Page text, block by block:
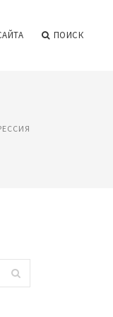
ПОИСК